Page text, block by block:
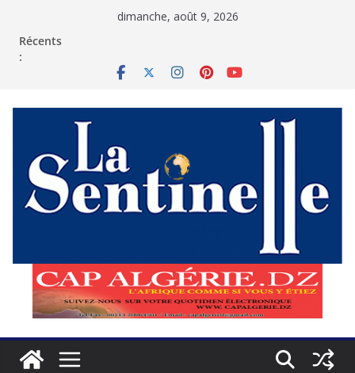
dimanche, août 9, 2026
Récents
: